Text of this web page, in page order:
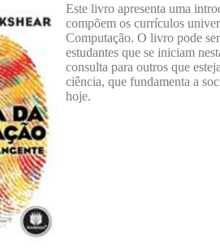
Este livro apresenta uma
compõem os currículos
Computação. O livro pode
estudantes que se iniciam
consulta para outros que
ciência, que fundamenta a
hoje.